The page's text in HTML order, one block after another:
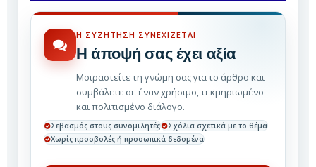
Η ΣΥΖΉΤΗΣΗ ΣΥΝΕΧΊΖΕΤΑΙ
Η άποψή σας έχει αξία
Μοιραστείτε τη γνώμη σας για το άρθρο και
συμβάλετε σε έναν χρήσιμο, τεκμηριωμένο
και πολιτισμένο διάλογο.
Σεβασμός στους συνομιλητές
Σχόλια σχετικά με το θέμα
Χωρίς προσβολές ή προσωπικά δεδομένα